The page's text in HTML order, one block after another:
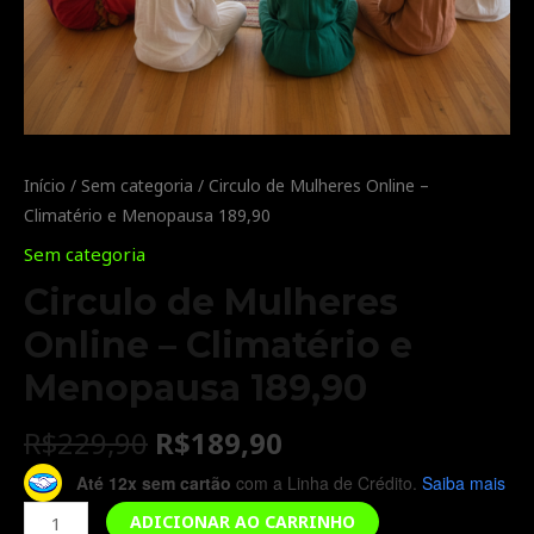
Início / Sem categoria / Circulo de Mulheres Online –
Climatério e Menopausa 189,90
Sem categoria
Circulo de Mulheres
Online – Climatério e
Menopausa 189,90
R$229,90 R$189,90
Até 12x sem cartão com a Linha de Crédito. Saiba mais
ADICIONAR AO CARRINHO